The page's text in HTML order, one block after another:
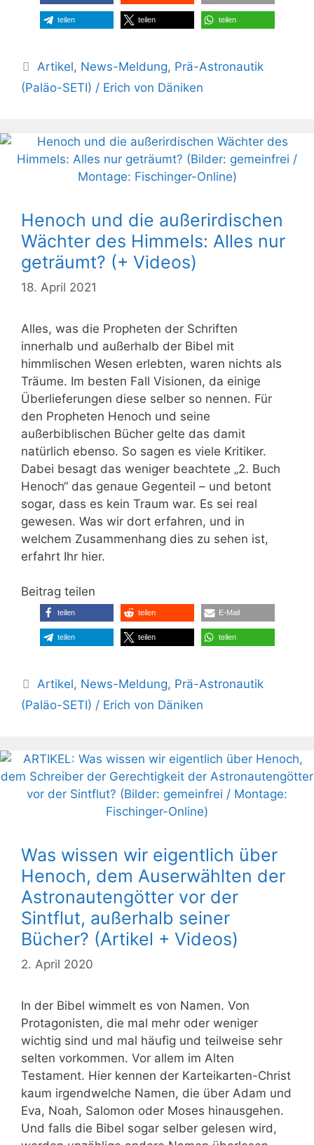
teilen teilen teilen
Kategorien
Artikel, News-Meldung, Prä-Astronautik
(Paläo-SETI) / Erich von Däniken
Henoch und die außerirdischen
Wächter des Himmels: Alles nur
geträumt? (+ Videos)
18. April 2021
Alles, was die Propheten der Schriften
innerhalb und außerhalb der Bibel mit
himmlischen Wesen erlebten, waren nichts als
Träume. Im besten Fall Visionen, da einige
Überlieferungen diese selber so nennen. Für
den Propheten Henoch und seine
außerbiblischen Bücher gelte das damit
natürlich ebenso. So sagen es viele Kritiker.
Dabei besagt das weniger beachtete „2. Buch
Henoch“ das genaue Gegenteil – und betont
sogar, dass es kein Traum war. Es sei real
gewesen. Was wir dort erfahren, und in
welchem Zusammenhang dies zu sehen ist,
erfahrt Ihr hier.
Beitrag teilen
teilen teilen E-Mail
teilen teilen teilen
Kategorien
Artikel, News-Meldung, Prä-Astronautik
(Paläo-SETI) / Erich von Däniken
Was wissen wir eigentlich über
Henoch, dem Auserwählten der
Astronautengötter vor der
Sintflut, außerhalb seiner
Bücher? (Artikel + Videos)
2. April 2020
In der Bibel wimmelt es von Namen. Von
Protagonisten, die mal mehr oder weniger
wichtig sind und mal häufig und teilweise sehr
selten vorkommen. Vor allem im Alten
Testament. Hier kennen der Karteikarten-Christ
kaum irgendwelche Namen, die über Adam und
Eva, Noah, Salomon oder Moses hinausgehen.
Und falls die Bibel sogar selber gelesen wird,